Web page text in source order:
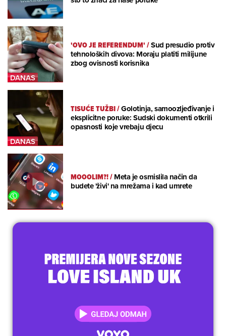
'OVO JE REFERENDUM'/Sud presudio protiv
tehnoloških divova: Moraju platiti milijune
zbog ovisnosti korisnika
TISUĆE TUŽBI/Golotinja, samoozljeđivanje i
eksplicitne poruke: Sudski dokumenti otkrili
opasnosti koje vrebaju djecu
MOOOLIM?!/Meta je osmislila način da
budete 'živi' na mrežama i kad umrete